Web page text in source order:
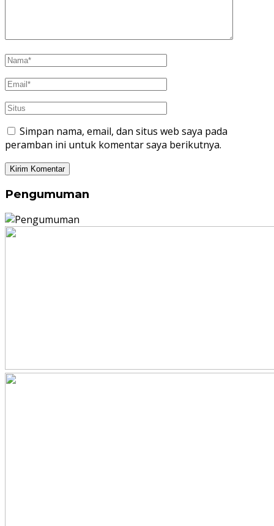
Simpan nama, email, dan situs web saya pada
peramban ini untuk komentar saya berikutnya.
Pengumuman